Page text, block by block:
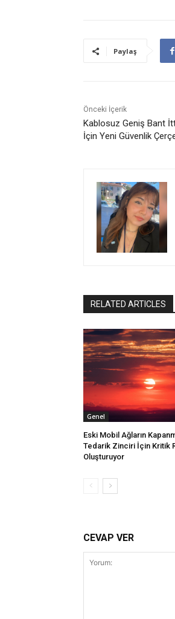
Paylaş
Önceki İçerik
Kablosuz Geniş Bant
İçin Yeni Güvenlik
RELATED ARTICLES
Genel
Eski Mobil Ağların
Tedarik Zinciri İçin Kritik
Oluşturuyor
CEVAP VER